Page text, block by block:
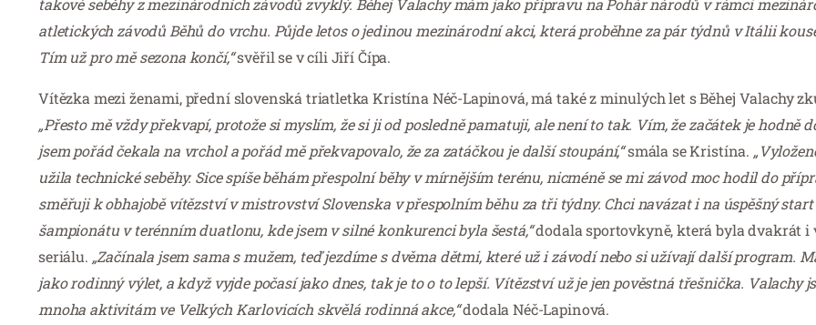
takové seběhy z mezinárodních závodů zvyklý. Běhej Valachy mám jako přípravu na Pohár národů v rámci
atletických závodů Běhů do vrchu. Půjde letos o jedinou mezinárodní akci, která proběhne za pár týdnů v Itálii
Tím už pro mě sezona končí,“svěřil se v cíli Jiří Čípa.
Vítězka mezi ženami, přední slovenská triatletka Kristína Néč-Lapinová, má také z minulých let s Běhej Valachy
„Přesto mě vždy překvapí, protože si myslím, že si ji od posledně pamatuji, ale není to tak. Vím, že začátek je hodně
jsem pořád čekala na vrchol a pořád mě překvapovalo, že za zatáčkou je další stoupání,“smála se Kristína.
užila technické seběhy. Sice spíše běhám přespolní běhy v mírnějším terénu, nicméně se mi závod moc hodil do
směřuji k obhajobě vítězství v mistrovství Slovenska v přespolním běhu za tři týdny. Chci navázat i na úspěšný
šampionátu v terénním duatlonu, kde jsem v silné konkurenci byla šestá,“dodala sportovkyně, která byla dvakrát i
seriálu. „Začínala jsem sama s mužem, teď jezdíme s dvěma dětmi, které už i závodí nebo si užívají další program.
jako rodinný výlet, a když vyjde počasí jako dnes, tak je to o to lepší. Vítězství už je jen pověstná třešnička. Valachy
mnoha aktivitám ve Velkých Karlovicích skvělá rodinná akce,“dodala Néč-Lapinová.